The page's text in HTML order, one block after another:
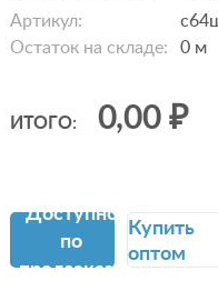
Артикул:
Остаток на складе: 0 м
ИТОГО: 0,00 ₽
Доступно
по
предзаказу
Купить
оптом